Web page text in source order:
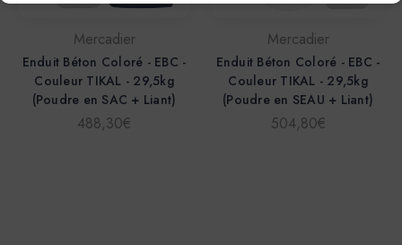
Mercadier
Enduit Béton Coloré - EBC -
Couleur TIKAL - 29,5kg
(Poudre en SAC + Liant)
488,30€
Mercadier
Enduit Béton Coloré - EBC -
Couleur TIKAL - 29,5kg
(Poudre en SEAU + Liant)
504,80€